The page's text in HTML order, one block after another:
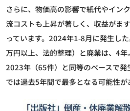
さらに、物価高の影響で紙代やイン
流コストも上昇が著しく、収益がま
っています。2024年1-8月に発生し
万円以上、法的整理）と廃業は、4
2023年（65件）と同等のペースで
では過去5年間で最多となる可能性が